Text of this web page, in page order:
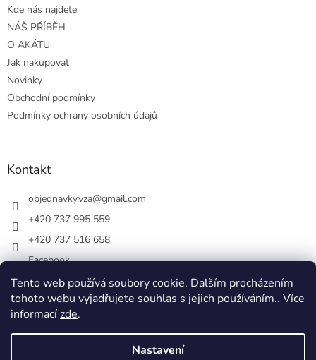
Tento web používá soubory cookie. Dalším procházením
tohoto webu vyjadřujete souhlas s jejich používáním.. Více
informacízde.
Nastavení
Kde nás najdete
NÁŠ PŘÍBĚH
O AKÁTU
Jak nakupovat
Novinky
Obchodní podmínky
Podmínky ochrany osobních údajů
Kontakt
objednavky.vza@gmail.com
+420 737 995 559
+420 737 516 658
Facebook
vsezakatu/
+420 737 516 658
Vytvořil Shoptet